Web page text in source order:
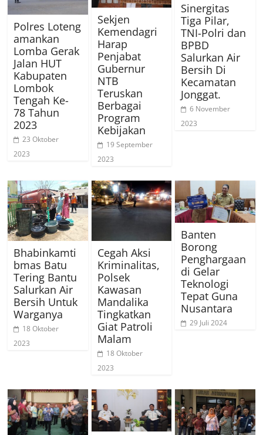
Polres Loteng
amankan
Lomba Gerak
Jalan HUT
Kabupaten
Lombok
Tengah Ke-
78 Tahun
2023
23 Oktober
2023
Sekjen
Kemendagri
Harap
Penjabat
Gubernur
NTB
Teruskan
Berbagai
Program
Kebijakan
19 September
2023
Sinergitas
Tiga Pilar,
TNI-Polri dan
BPBD
Salurkan Air
Bersih Di
Kecamatan
Jonggat.
6 November
2023
Bhabinkamti
bmas Batu
Tering Bantu
Salurkan Air
Bersih Untuk
Warganya
18 Oktober
2023
Cegah Aksi
Kriminalitas,
Polsek
Kawasan
Mandalika
Tingkatkan
Giat Patroli
Malam
18 Oktober
2023
Banten
Borong
Penghargaan
di Gelar
Teknologi
Tepat Guna
Nusantara
29 Juli 2024